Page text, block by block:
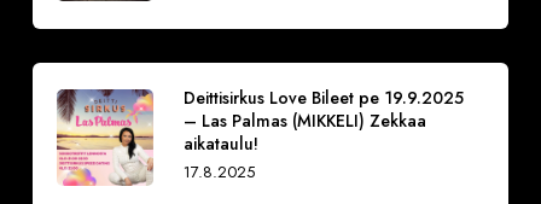
Deittisirkus Love Bileet pe 19.9.2025
– Las Palmas (MIKKELI) Zekkaa
aikataulu!
17.8.2025